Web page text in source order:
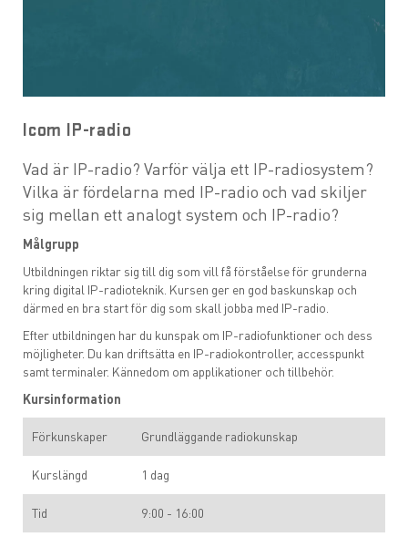
Icom IP-radio
Vad är IP-radio? Varför välja ett IP-radiosystem?
Vilka är fördelarna med IP-radio och vad skiljer
sig mellan ett analogt system och IP-radio?
Målgrupp
Utbildningen riktar sig till dig som vill få förståelse för grunderna
kring digital IP-radioteknik. Kursen ger en god baskunskap och
därmed en bra start för dig som skall jobba med IP-radio.
Efter utbildningen har du kunspak om IP-radiofunktioner och dess
möjligheter. Du kan driftsätta en IP-radiokontroller, accesspunkt
samt terminaler. Kännedom om applikationer och tillbehör.
Kursinformation
Förkunskaper Grundläggande radiokunskap
Kurslängd 1 dag
Tid 9:00 - 16:00
UTB 13 - Sepura parametersättning
UTB 14 - IDAS-utbildning
UTB 16 - Förebyggande service/underhåll
UTB 20 - Icom IP-radio
Interaktiva utbildningar